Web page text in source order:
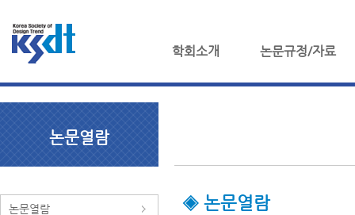
학회소개 논문규정/자료
논문열람
논문열람 ◈ 논문열람